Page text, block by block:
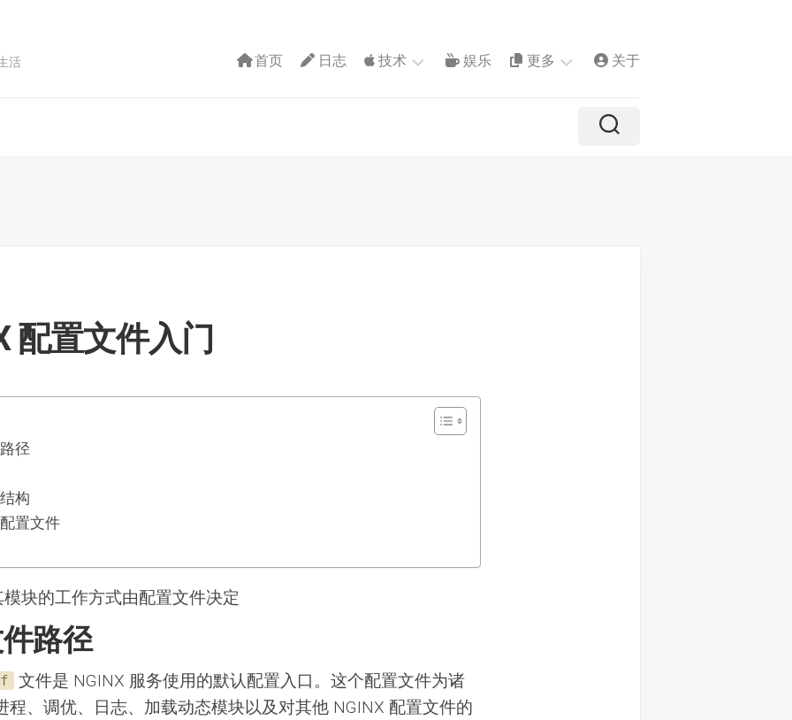
活 首页 日志 技术 娱乐 更多 关于
配置文件入门
径
构
置文件
模块的工作方式由配置文件决定
路径
文件是 NGINX 服务使用的默认配置入口。这个配置文件为诸
程、调优、日志、加载动态模块以及对其他 NGINX 配置文件的